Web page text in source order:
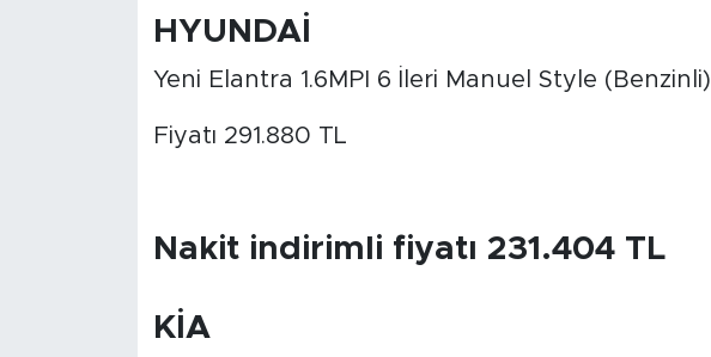
HYUNDAİ
Yeni Elantra 1.6MPI 6 İleri Manuel Style (Benzinli)
Fiyatı 291.880 TL
Nakit indirimli fiyatı 231.404 TL
KİA